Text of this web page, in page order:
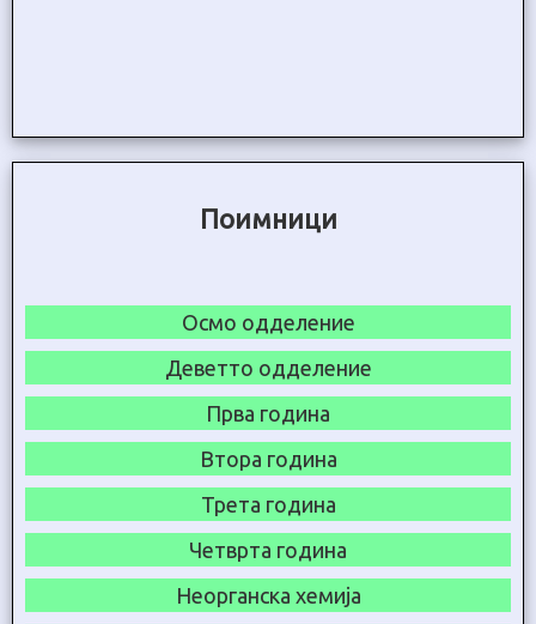
Поимници
Осмо одделение
Деветто одделение
Прва година
Втора година
Трета година
Четврта година
Неорганска хемија